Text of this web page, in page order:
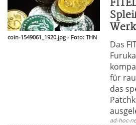
coin-1549061_1920.jpg - Foto: THN
Das
für
das
ad-hoc-